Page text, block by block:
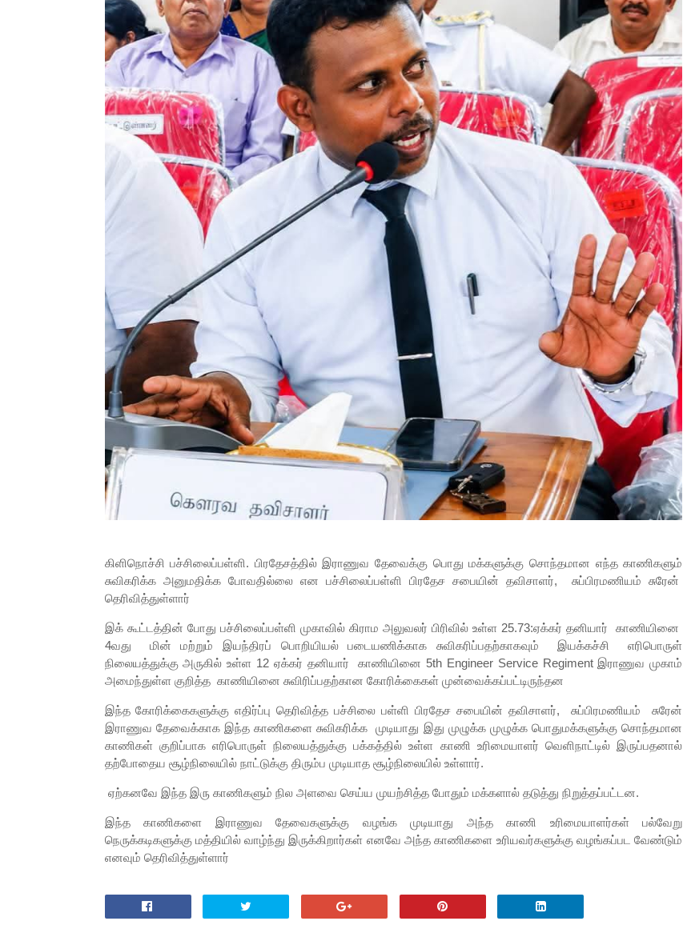
கிளிநொச்சி பச்சிலைப்பள்ளி. பிரதேசத்தில் இராணுவ தேவைக்கு பொது மக்களுக்கு சொந்தமான எந்த காணிகளும்
சுவிகரிக்க அனுமதிக்க போவதில்லை என பச்சிலைப்பள்ளி பிரதேச சபையின் தவிசாளர், சுப்பிரமணியம் சுரேன்
தெரிவித்துள்ளார்
இக் கூட்டத்தின் போது பச்சிலைப்பள்ளி முகாவில் கிராம அலுவலர் பிரிவில் உள்ள 25.73:ஏக்கர் தனியார் காணியினை
4வது மின் மற்றும் இயந்திரப் பொறியியல் படையணிக்காக சுவிகரிப்பதற்காகவும் இயக்கச்சி எரிபொருள்
நிலையத்துக்கு அருகில் உள்ள 12 ஏக்கர் தனியார் காணியினை 5th Engineer Service Regiment இராணுவ முகாம்
அமைந்துள்ள குறித்த காணியினை சுவிரிப்பதற்கான கோரிக்கைகள் முன்வைக்கப்பட்டிருந்தன
இந்த கோரிக்கைகளுக்கு எதிர்ப்பு தெரிவித்த பச்சிலை பள்ளி பிரதேச சபையின் தவிசாளர், சுப்பிரமணியம் சுரேன்
இராணுவ தேவைக்காக இந்த காணிகளை சுவிகரிக்க முடியாது இது முழுக்க முழுக்க பொதுமக்களுக்கு சொந்தமான
காணிகள் குறிப்பாக எரிபொருள் நிலையத்துக்கு பக்கத்தில் உள்ள காணி உரிமையாளர் வெளிநாட்டில் இருப்பதனால்
தற்போதைய சூழ்நிலையில் நாட்டுக்கு திரும்ப முடியாத சூழ்நிலையில் உள்ளார்.
ஏற்கனவே இந்த இரு காணிகளும் நில அளவை செய்ய முயற்சித்த போதும் மக்களால் தடுத்து நிறுத்தப்பட்டன.
இந்த காணிகளை இராணுவ தேவைகளுக்கு வழங்க முடியாது அந்த காணி உரிமையாளர்கள் பல்வேறு
நெருக்கடிகளுக்கு மத்தியில் வாழ்ந்து இருக்கிறார்கள் எனவே அந்த காணிகளை உரியவர்களுக்கு வழங்கப்பட வேண்டும்
எனவும் தெரிவித்துள்ளார்